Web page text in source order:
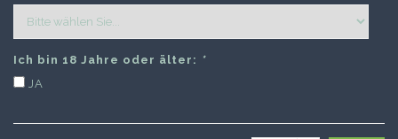
Ich bin 18 Jahre oder älter: *
JA